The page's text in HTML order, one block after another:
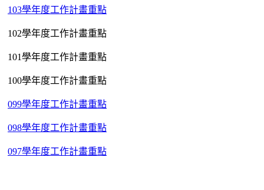
103學年度工作計畫重點
102學年度工作計畫重點
101學年度工作計畫重點
100學年度工作計畫重點
099學年度工作計畫重點
098學年度工作計畫重點
097學年度工作計畫重點